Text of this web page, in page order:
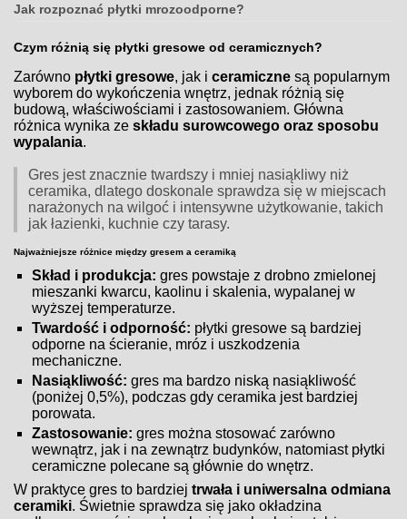
Jak rozpoznać płytki mrozoodporne?
Czym różnią się płytki gresowe od ceramicznych?
Zarówno płytki gresowe, jak iceramiczne są popularnym
wyborem do wykończenia wnętrz, jednak różnią się
budową, właściwościami i zastosowaniem. Główna
różnica wynika zeskładu surowcowego oraz sposobu
wypalania.
Gres jest znacznie twardszy i mniej nasiąkliwy niż
ceramika, dlatego doskonale sprawdza się w miejscach
narażonych na wilgoć i intensywne użytkowanie, takich
jak łazienki, kuchnie czy tarasy.
Najważniejsze różnice między gresem a ceramiką
Skład i produkcja: gres powstaje z drobno zmielonej
mieszanki kwarcu, kaolinu i skalenia, wypalanej w
wyższej temperaturze.
Twardość i odporność: płytki gresowe są bardziej
odporne na ścieranie, mróz i uszkodzenia
mechaniczne.
Nasiąkliwość: gres ma bardzo niską nasiąkliwość
(poniżej 0,5%), podczas gdy ceramika jest bardziej
porowata.
Zastosowanie: gres można stosować zarówno
wewnątrz, jak i na zewnątrz budynków, natomiast płytki
ceramiczne polecane są głównie do wnętrz.
W praktyce gres to bardziejtrwała i uniwersalna odmiana
ceramiki. Świetnie sprawdza się jako okładzina